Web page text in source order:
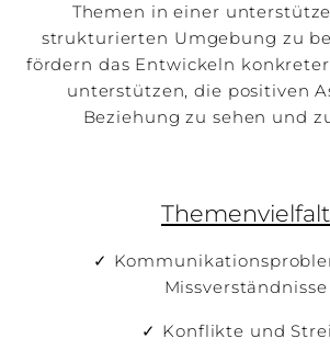
Themen in einer
strukturierten Umgebung zu
fördern das Entwickeln
unterstützen, die positiven
Beziehung zu sehen und
Themenvielfalt
✓
Missverständnisse
✓ Konflikte und